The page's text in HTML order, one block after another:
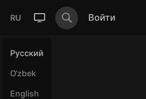
RU
Русский
O‘zbek
English
Войти